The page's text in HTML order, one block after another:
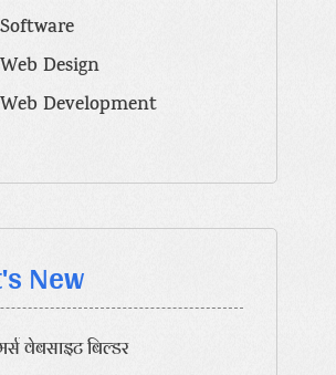
Software
Web Design
Web Development
New
वेबसाइट बिल्डर